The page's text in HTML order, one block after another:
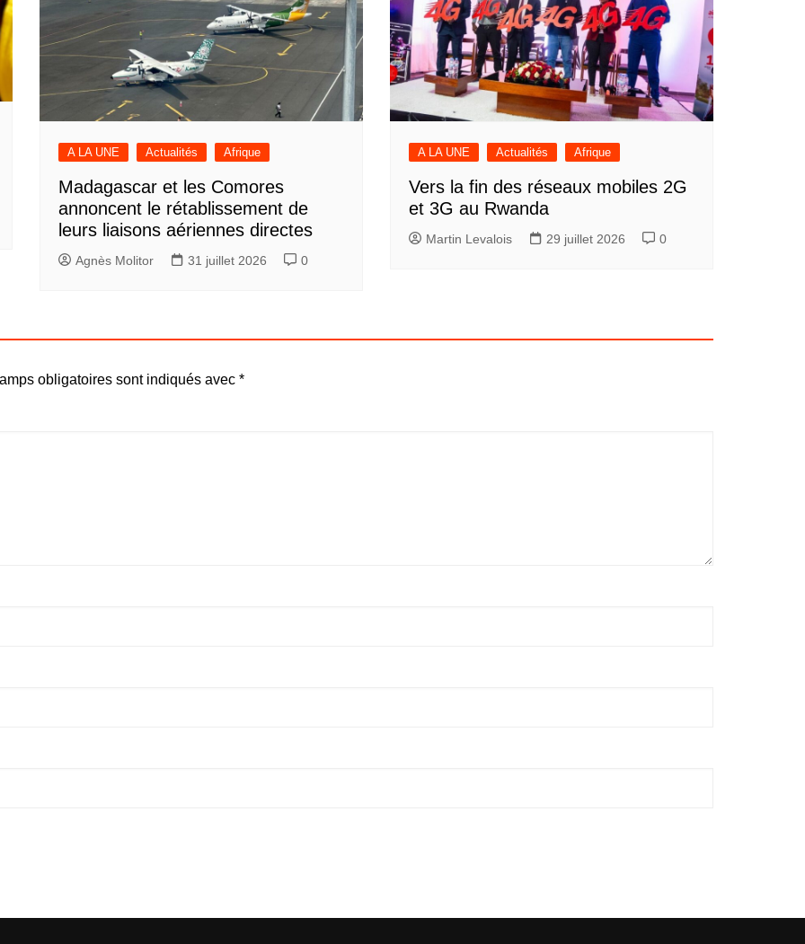
A LA UNE Actualités Afrique
Madagascar et les Comores
annoncent le rétablissement de
leurs liaisons aériennes directes
Agnès Molitor 31 juillet 2026 0
A LA UNE Actualités Afrique
Vers la fin des réseaux mobiles 2G
et 3G au Rwanda
Martin Levalois 29 juillet 2026 0
obligatoires sont indiqués avec *